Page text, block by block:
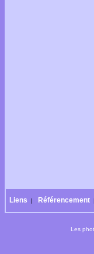
Liens | Référencement
Les